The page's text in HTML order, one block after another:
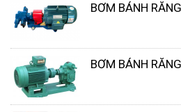
BƠM BÁNH
BƠM BÁNH